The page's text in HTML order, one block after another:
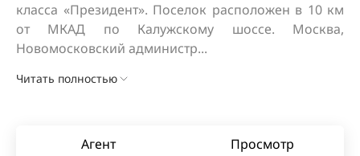
класса «Президент». Поселок расположен в 10 км
от МКАД по Калужскому шоссе. Москва,
Новомосковский администр...
Читать полностью
Агент Просмотр